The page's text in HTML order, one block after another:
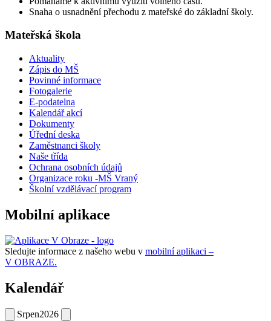
Snaha o usnadnění přechodu z mateřské do základní školy.
Mateřská škola
Aktuality
Zápis do MŠ
Povinné informace
Fotogalerie
E-podatelna
Kalendář akcí
Dokumenty
Úřední deska
Zaměstnanci školy
Naše třída
Ochrana osobních údajů
Organizace roku -MŠ Vraný
Školní vzdělávací program
Mobilní aplikace
Sledujte informace z našeho webu v mobilní aplikaci –
V OBRAZE.
Kalendář
Srpen2026